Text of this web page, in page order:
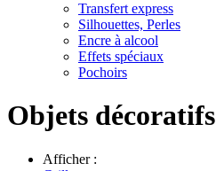
Transfert express
Silhouettes, Perles
Encre à alcool
Effets spéciaux
Pochoirs
Objets décoratifs
Afficher :